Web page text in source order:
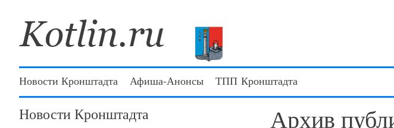
Новости Кронштадта Афиша-Анонсы ТПП Кронштадта
Новости Кронштадта Архив